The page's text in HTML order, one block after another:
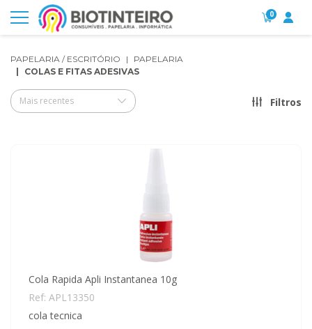
0
PAPELARIA / ESCRITÓRIO
PAPELARIA
COLAS E FITAS ADESIVAS
Mais recentes Filtros
Cola Rapida Apli Instantanea 10g
Ref: APL13350
cola tecnica